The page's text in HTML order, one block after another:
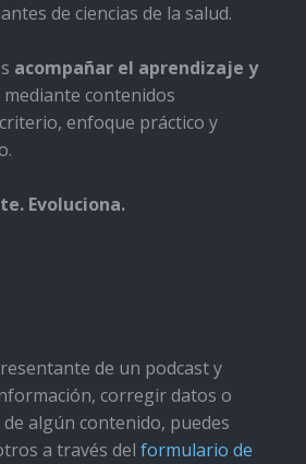
de ciencias de la salud.
acompañar el aprendizaje y
mediante contenidos
enfoque práctico y
Evoluciona.
de un podcast y
corregir datos o
algún contenido, puedes
a través del formulario de